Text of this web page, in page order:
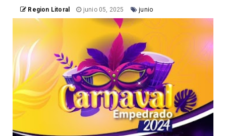
Region Litoral junio 05, 2025 junio